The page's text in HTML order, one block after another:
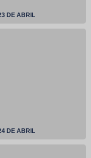
DE ABRIL
DE ABRIL